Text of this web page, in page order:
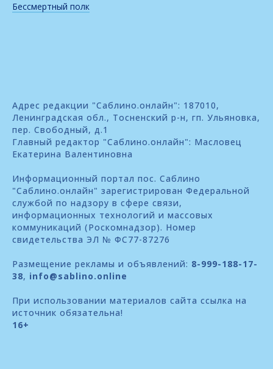
Бессмертный полк
Адрес редакции "Саблино.онлайн": 187010,
Ленинградская обл., Тосненский р-н, гп. Ульяновка,
пер. Свободный, д.1
Главный редактор "Саблино.онлайн": Масловец
Екатерина Валентиновна
Информационный портал пос. Саблино
"Саблино.онлайн" зарегистрирован Федеральной
службой по надзору в сфере связи,
информационных технологий и массовых
коммуникаций (Роскомнадзор). Номер
свидетельства ЭЛ № ФС77-87276
Размещение рекламы и объявлений: 8-999-188-17-
38, info@sablino.online
При использовании материалов сайта ссылка на
источник обязательна!
16+